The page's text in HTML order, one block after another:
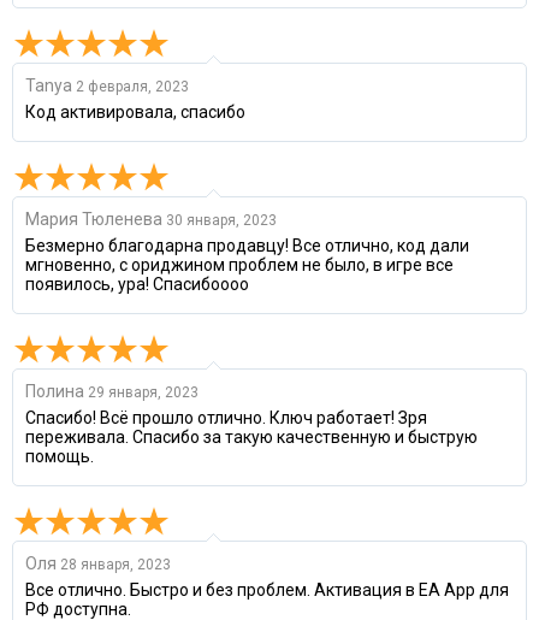
Tanya 2 февраля, 2023
Код активировала, спасибо
Мария Тюленева 30 января, 2023
Безмерно благодарна продавцу! Все отлично, код дали
мгновенно, с ориджином проблем не было, в игре все
появилось, ура! Спасибоооо
Полина 29 января, 2023
Спасибо! Всё прошло отлично. Ключ работает! Зря
переживала. Спасибо за такую качественную и быструю
помощь.
Оля 28 января, 2023
Все отлично. Быстро и без проблем. Активация в EA App для
РФ доступна.